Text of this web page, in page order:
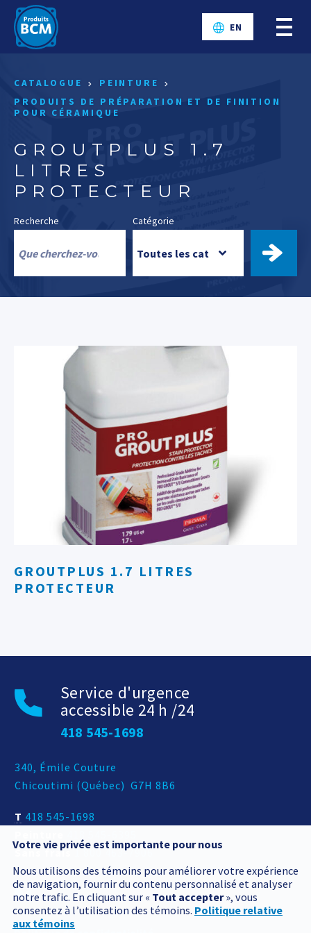
EN
CATALOGUE
PEINTURE
PRODUITS DE PRÉPARATION ET DE FINITION
POUR CÉRAMIQUE
GROUTPLUS 1.7
LITRES
PROTECTEUR
Recherche Catégorie
GROUTPLUS 1.7 LITRES
PROTECTEUR
Service d'urgence
accessible 24 h /24
418 545-1698
Adresse postale
340, Émile Couture
Chicoutimi (Québec) G7H 8B6
T 418 545-1698
Sans frais 1 800 463-7906
Votre vie privée est importante pour nous
Nous utilisons des témoins pour améliorer votre expérience
de navigation, fournir du contenu personnalisé et analyser
notre trafic. En cliquant sur « Tout accepter», vous
consentez à l’utilisation des témoins. Politique relative
aux témoins